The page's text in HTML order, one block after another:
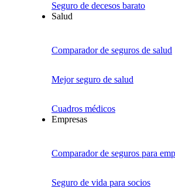
Seguro de decesos barato
Salud
Comparador de seguros de salud
Mejor seguro de salud
Cuadros médicos
Empresas
Comparador de seguros para
Seguro de vida para socios